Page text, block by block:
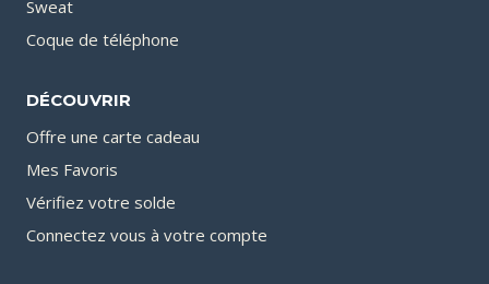
Sweat
Coque de téléphone
DÉCOUVRIR
Offre une carte cadeau
Mes Favoris
Vérifiez votre solde
Connectez vous à votre compte